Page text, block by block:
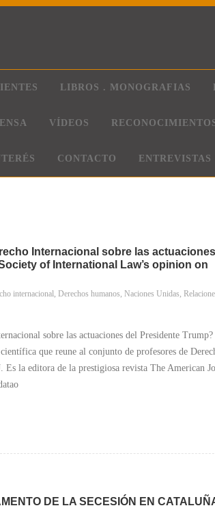
LIBROS . MONOGRAFIAS
VÍDEOS
CONTACTO
Internacional sobre las actuaciones
of International Law’s opinion on
internacional Derechos humanos Naciones Unidas
sobre las actuaciones del Presidente
que reune al conjunto de profesores de
la editora de la prestigiosa revista The American
DE LA SECESIÓN EN